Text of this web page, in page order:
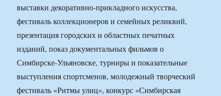
выставки декоративно-прикладного искусства,
фестиваль коллекционеров и семейных реликвий,
презентация городских и областных печатных
изданий, показ документальных фильмов о
Симбирске-Ульяновске, турниры и показательные
выступления спортсменов, молодежный творческий
фестиваль «Ритмы улиц», конкурс «Симбирская